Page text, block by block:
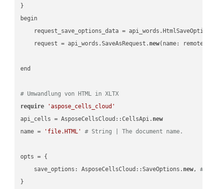
}
begin
request_save_options_data =
    request = api_words.SaveAsRequest.
new(name:
end
# Umwandlung von HTML in XLTX
require
'aspose_cells_cloud'
api_cells = AsposeCellsCloud::CellsApi. new
name =
'file.HTML' # String | The document name.
opts = {
    save_options: AsposeCellsCloud::SaveOptions.
new, #
}